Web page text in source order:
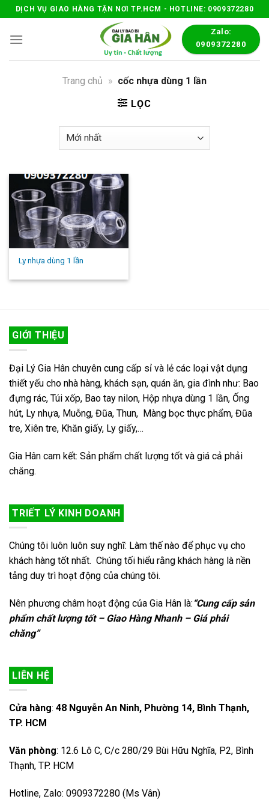
Skip
to
content
DỊCH VỤ GIAO HÀNG TẬN NƠI TP.HCM - HOTLINE: 0909372280
Zalo:
0909372280
Trang chủ » cốc nhựa dùng 1 lần
LỌC
Ly nhựa dùng 1 lần
GIỚI THIỆU
Đại Lý Gia Hân chuyên cung cấp sỉ và lẻ các loại vật dụng
thiết yếu cho nhà hàng, khách sạn, quán ăn, gia đình như: Bao
đựng rác, Túi xốp, Bao tay nilon, Hộp nhựa dùng 1 lần, Ống
hút, Ly nhựa, Muỗng, Đũa, Thun, Màng bọc thực phẩm, Đũa
tre, Xiên tre, Khăn giấy, Ly giấy,…
Gia Hân cam kết: Sản phẩm chất lượng tốt và giá cả phải
chăng.
TRIẾT LÝ KINH DOANH
Chúng tôi luôn luôn suy nghĩ: Làm thế nào để phục vụ cho
khách hàng tốt nhất. Chúng tối hiểu rằng khách hàng là nền
tảng duy trì hoạt động của chúng tôi.
Nên phương châm hoạt động của Gia Hân là: “Cung cấp sản
phẩm chất lượng tốt – Giao Hàng Nhanh – Giá phải
chăng”
LIÊN HỆ
Cửa hàng: 48 Nguyễn An Ninh, Phường 14, Bình Thạnh,
TP. HCM
Văn phòng: 12.6 Lô C, C/c 280/29 Bùi Hữu Nghĩa, P2, Bình
Thạnh, TP. HCM
Hotline, Zalo: 0909372280 (Ms Vân)